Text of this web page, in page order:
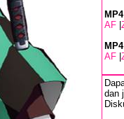
AF
AF
dan